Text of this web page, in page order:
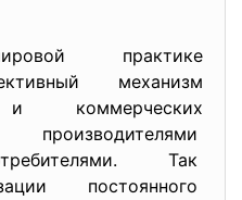
практике
механизм
и коммерческих
производителями
Так
постоянного